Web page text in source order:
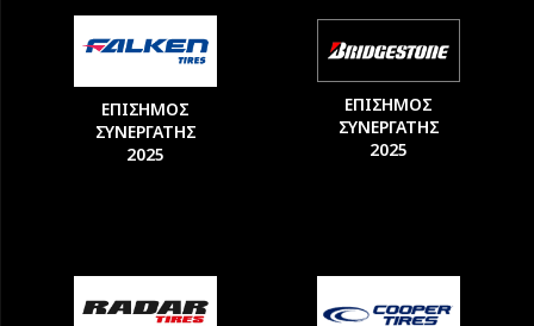
ΕΠΙΣΗΜΟΣ
ΣΥΝΕΡΓΑΤΗΣ
2025
ΕΠΙΣΗΜΟΣ
ΣΥΝΕΡΓΑΤΗΣ
2025